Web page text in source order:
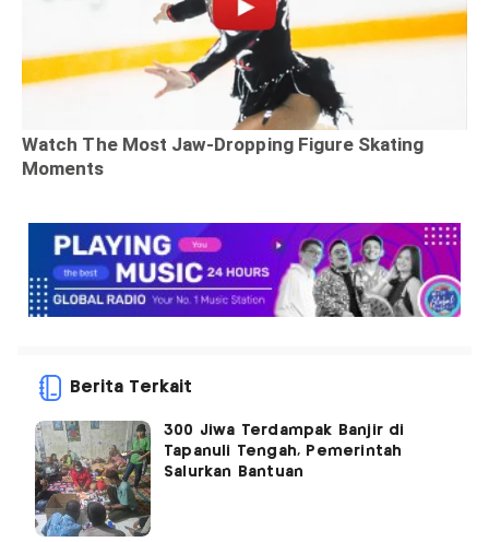
Berita Terkait
300 Jiwa Terdampak Banjir di
Tapanuli Tengah, Pemerintah
Salurkan Bantuan